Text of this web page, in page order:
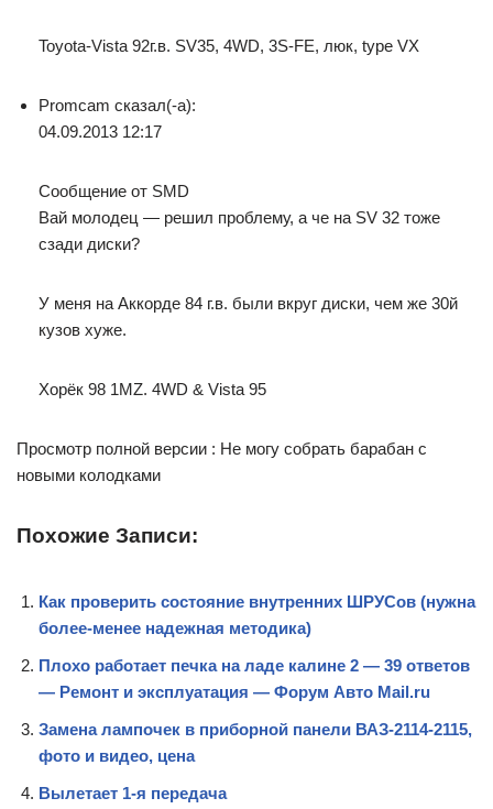
Toyota-Vista 92г.в. SV35, 4WD, 3S-FE, люк, type VX
Promcam сказал(-а):
04.09.2013 12:17
Сообщение от SMD
Вай молодец — решил проблему, а че на SV 32 тоже
сзади диски?
У меня на Аккорде 84 г.в. были вкруг диски, чем же 30й
кузов хуже.
Хорёк 98 1MZ. 4WD & Vista 95
Просмотр полной версии : Не могу собрать барабан с
новыми колодками
Похожие Записи:
Как проверить состояние внутренних ШРУСов (нужна
более-менее надежная методика)
Плохо работает печка на ладе калине 2 — 39 ответов
— Ремонт и эксплуатация — Форум Авто Mail.ru
Замена лампочек в приборной панели ВАЗ-2114-2115,
фото и видео, цена
Вылетает 1-я передача